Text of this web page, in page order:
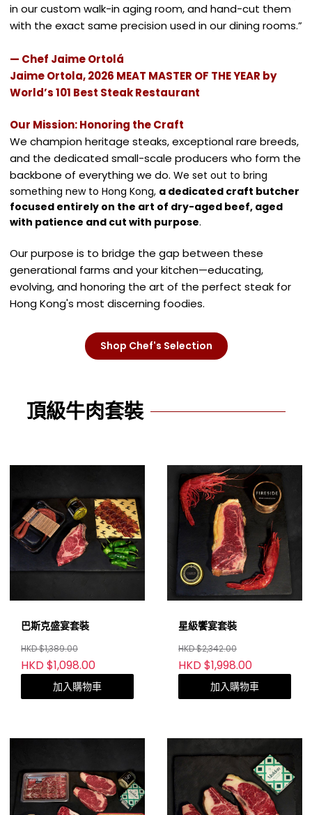
in our custom walk-in aging room, and hand-cut them
with the exact same precision used in our dining rooms.”
— Chef Jaime Ortolá
Jaime Ortola, 2026 MEAT MASTER OF THE YEAR by
World’s 101 Best Steak Restaurant
Our Mission: Honoring the Craft
We champion heritage steaks, exceptional rare breeds,
and the dedicated small-scale producers who form the
backbone of everything we do. We set out to bring
something new to Hong Kong, a dedicated craft butcher
focused entirely on the art of dry-aged beef, aged
with patience and cut with purpose.
Our purpose is to bridge the gap between these
generational farms and your kitchen—educating,
evolving, and honoring the art of the perfect steak for
Hong Kong's most discerning foodies.
Shop Chef's Selection
頂級牛肉套裝
巴斯克盛宴套裝
HKD $1,389.00
HKD $1,098.00
加入購物車
星級饗宴套裝
HKD $2,342.00
HKD $1,998.00
加入購物車